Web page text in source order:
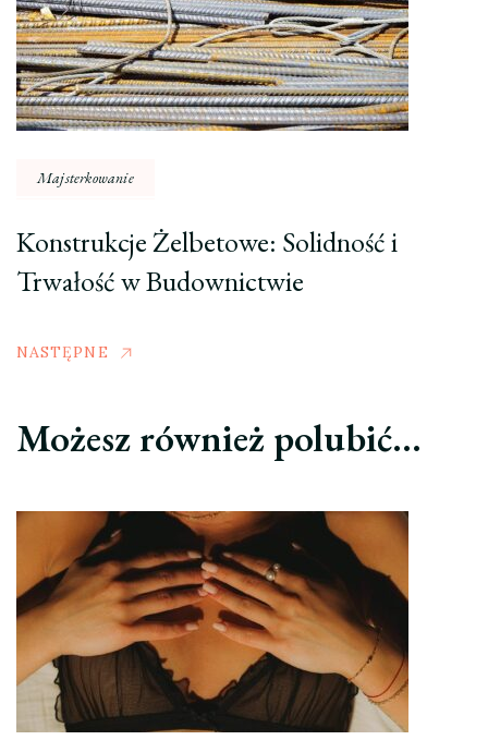
Majsterkowanie
Konstrukcje Żelbetowe: Solidność i
Trwałość w Budownictwie
NASTĘPNE
Możesz również polubić…